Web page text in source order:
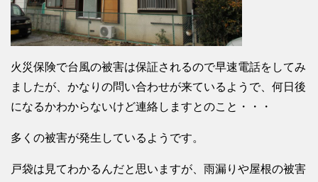
火災保険で台風の被害は保証されるので早速電話をしてみ
ましたが、かなりの問い合わせが来ているようで、何日後
になるかわからないけど連絡しますとのこと・・・
多くの被害が発生しているようです。
戸袋は見てわかるんだと思いますが、雨漏りや屋根の被害